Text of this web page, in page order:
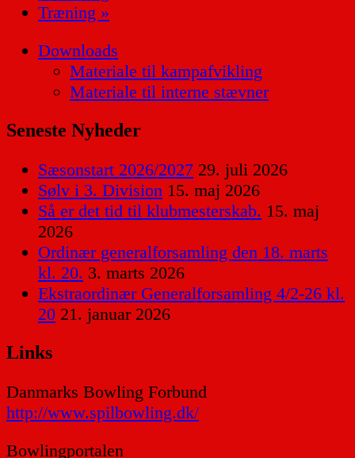
Træning »
Downloads
Materiale til kampafvikling
Materiale til interne stævner
Seneste Nyheder
Sæsonstart 2026/2027 29. juli 2026
Sølv i 3. Division 15. maj 2026
Så er det tid til klubmesterskab. 15. maj
2026
Ordinær generalforsamling den 18. marts
kl. 20. 3. marts 2026
Ekstraordinær Generalforsamling 4/2-26 kl.
20 21. januar 2026
Links
Danmarks Bowling Forbund
http://www.spilbowling.dk/
Bowlingportalen